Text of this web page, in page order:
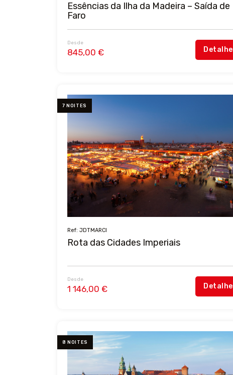
Essências da Ilha da Madeira – Saída de
Faro
Desde
845,00 € Detalhe
7 NOITES
Ref: JDTMARCI
Rota das Cidades Imperiais
Desde
1 146,00 € Detalhe
8 NOITES